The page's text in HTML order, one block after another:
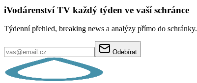
iVodárenství TV každý týden ve vaší schránce
Týdenní přehled, breaking news a analýzy přímo do schránky.
Odebírat